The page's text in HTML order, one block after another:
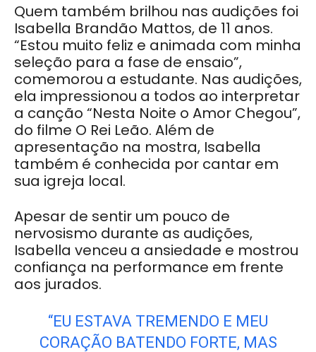
Quem também brilhou nas audições foi
Isabella Brandão Mattos, de 11 anos.
“Estou muito feliz e animada com minha
seleção para a fase de ensaio”,
comemorou a estudante. Nas audições,
ela impressionou a todos ao interpretar
a canção “Nesta Noite o Amor Chegou”,
do filme O Rei Leão. Além de
apresentação na mostra, Isabella
também é conhecida por cantar em
sua igreja local.
Apesar de sentir um pouco de
nervosismo durante as audições,
Isabella venceu a ansiedade e mostrou
confiança na performance em frente
aos jurados.
“EU ESTAVA TREMENDO E MEU
CORAÇÃO BATENDO FORTE, MAS